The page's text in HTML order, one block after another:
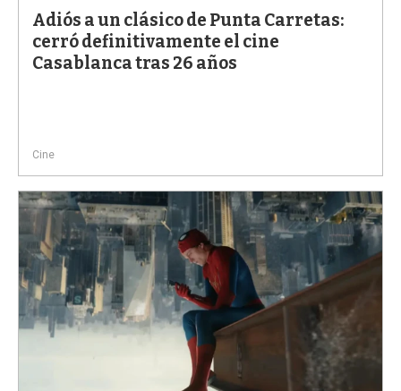
Adiós a un clásico de Punta Carretas:
cerró definitivamente el cine
Casablanca tras 26 años
Cine